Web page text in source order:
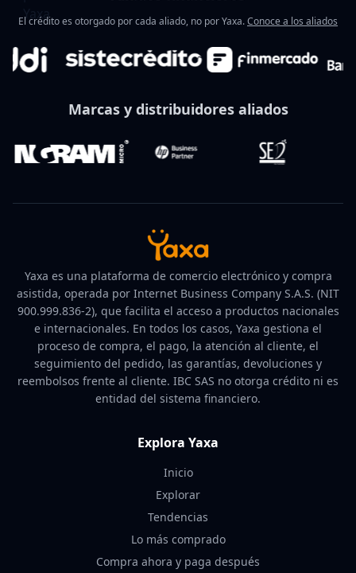
El crédito es otorgado por cada aliado, no por Yaxa.Conoce a los aliados
Marcas y distribuidores aliados
Yaxa es una plataforma de comercio electrónico y compra
asistida, operada por Internet Business Company S.A.S. (NIT
900.999.836-2), que facilita el acceso a productos nacionales
e internacionales. En todos los casos, Yaxa gestiona el
proceso de compra, el pago, la atención al cliente, el
seguimiento del pedido, las garantías, devoluciones y
reembolsos frente al cliente. IBC SAS no otorga crédito ni es
entidad del sistema financiero.
Explora Yaxa
Inicio
Explorar
Tendencias
Lo más comprado
Compra ahora y paga después